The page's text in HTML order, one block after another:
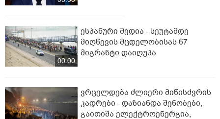
00:00
ესპანური მედია - სეუტამდე
მიღწევის მცდელობისას 67
მიგრანტი დაიღუპა
ვრცელდება ძლიერი მიწისძვრის
კადრები - დაზიანდა შენობები,
გაითიშა ელექტროენერგია,